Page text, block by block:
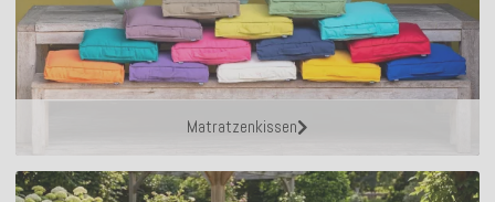
Matratzenkissen